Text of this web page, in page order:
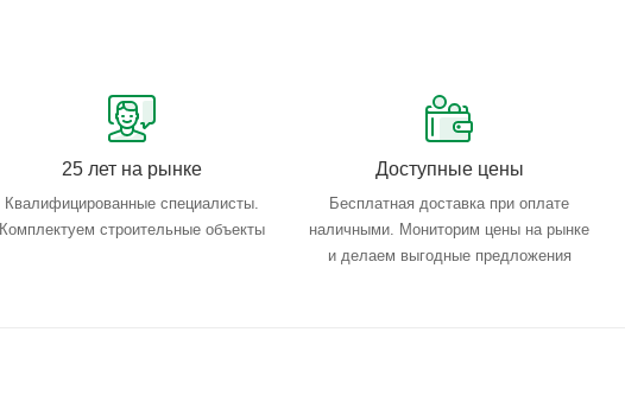
25 лет на рынке
Квалифицированные специалисты.
Комплектуем строительные объекты
Доступные цены
Бесплатная доставка при оплате
наличными. Мониторим цены на рынке
и делаем выгодные предложения